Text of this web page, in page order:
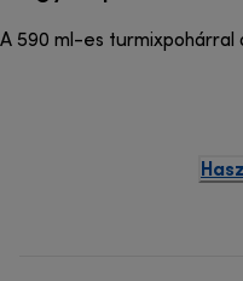
A 590 ml-es turmixpohárral